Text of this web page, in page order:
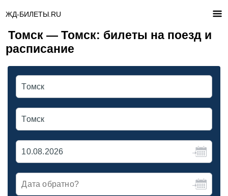
ЖД-БИЛЕТЫ.RU
Томск — Томск: билеты на поезд и
расписание